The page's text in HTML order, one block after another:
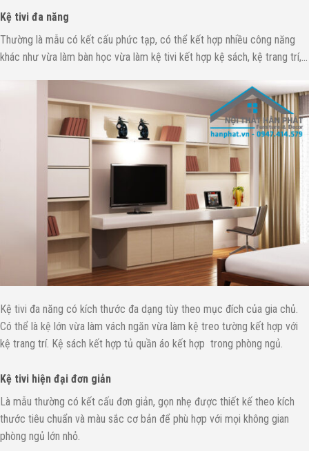
Kệ tivi đa năng
Thường là mẫu có kết cấu phức tạp, có thể kết hợp nhiều công năng
khác như vừa làm bàn học vừa làm kệ tivi kết hợp kệ sách, kệ trang trí,…
Kệ tivi đa năng có kích thước đa dạng tùy theo mục đích của gia chủ.
Có thể là kệ lớn vừa làm vách ngăn vừa làm kệ treo tường kết hợp với
kệ trang trí. Kệ sách kết hợp tủ quần áo kết hợp trong phòng ngủ.
Kệ tivi hiện đại đơn giản
Là mẫu thường có kết cấu đơn giản, gọn nhẹ được thiết kế theo kích
thước tiêu chuẩn và màu sắc cơ bản để phù hợp với mọi không gian
phòng ngủ lớn nhỏ.